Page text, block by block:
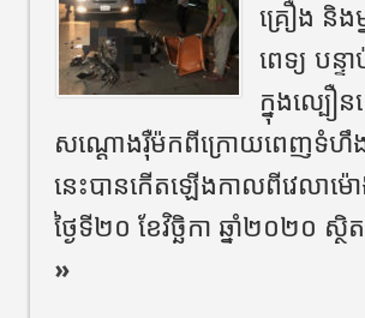
គ្រឿង​ និង
ពេទ្យ​ បន្
ក្នុងល្បឿ
សណ្ដោងរុឺម៉កពីក្រោយ​ពេញទំហឹង​
នេះបានកេីតឡេីងកាលពីវេល
ថ្ងៃទី២០​ ខែវិច្ឆិកា​ ឆ្នាំ២០២០​
»